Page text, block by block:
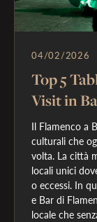
04/02/2026
Top 5
Visit in
Il Flamenco a
culturali che
volta. La città
locali unici
o eccessi. In
e Bar di
locale che